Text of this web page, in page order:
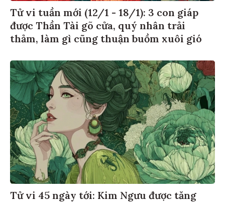
Tử vi tuần mới (12/1 - 18/1): 3 con giáp
được Thần Tài gõ cửa, quý nhân trải
thảm, làm gì cũng thuận buồm xuôi gió
Tử vi 45 ngày tới: Kim Ngưu được tăng